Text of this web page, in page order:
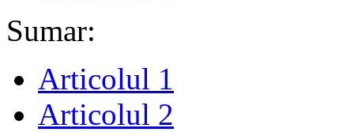
Sumar:
Articolul 1
Articolul 2